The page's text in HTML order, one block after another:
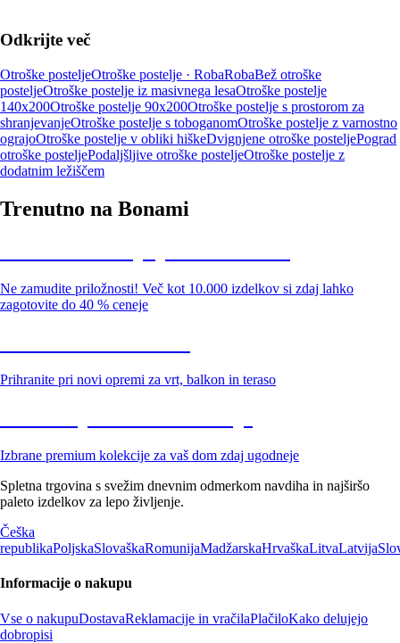
Odkrijte več
Otroške posteljeOtroške postelje · RobaRobaBež otroške
posteljeOtroške postelje iz masivnega lesaOtroške postelje
140x200Otroške postelje 90x200Otroške postelje s prostorom za
shranjevanjeOtroške postelje s toboganomOtroške postelje z varnostno
ograjoOtroške postelje v obliki hiškeDvignjene otroške posteljePograd
otroške posteljePodaljšljive otroške posteljeOtroške postelje z
dodatnim ležiščem
Trenutno na Bonami
Ne zamudite priložnosti! Več kot 10.000 izdelkov si zdaj lahko
zagotovite do 40 % ceneje
Prihranite pri novi opremi za vrt, balkon in teraso
Izbrane premium kolekcije za vaš dom zdaj ugodneje
Spletna trgovina s svežim dnevnim odmerkom navdiha in najširšo
paleto izdelkov za lepo življenje.
Češka
republikaPoljskaSlovaškaRomunijaMadžarskaHrvaškaLitvaLatvija
Informacije o nakupu
Vse o nakupuDostavaReklamacije in vračilaPlačiloKako delujejo
dobropisi